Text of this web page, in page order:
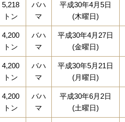
5,218
トン
バハ
マ
平成30年4月5日
(木曜日)
4,200
トン
バハ
マ
平成30年4月27日
(金曜日)
4,200
トン
バハ
マ
平成30年5月21日
(月曜日)
4,200
トン
バハ
マ
平成30年6月2日
(土曜日)